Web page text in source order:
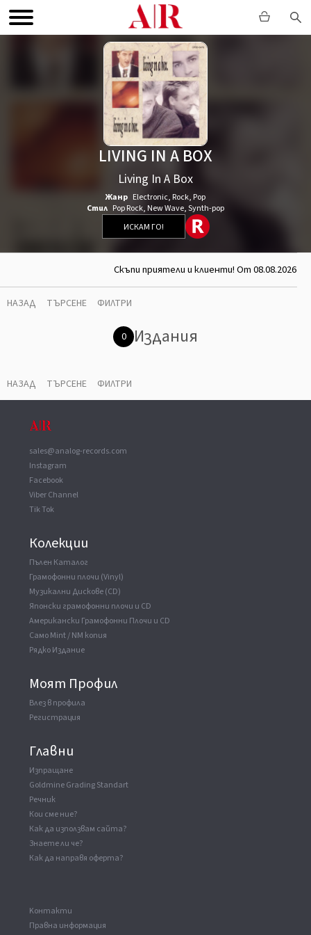
LIVING IN A BOX
Living In A Box
Жанр Electronic,Rock, Pop
Стил Pop Rock,New Wave,Synth-pop
ИСКАМ ГО!
Скъпи приятели и клиенти! От 08.08.2026
НАЗАД ТЪРСЕНЕ ФИЛТРИ
0 Издания
НАЗАД ТЪРСЕНЕ ФИЛТРИ
sales@analog-records.com
Instagram
Facebook
Viber Channel
Tik Tok
Колекции
Пълен Каталог
Грамофонни плочи (Vinyl)
Музикални Дискове (CD)
Японски грамофонни плочи и CD
Американски Грамофонни Плочи и CD
Само Mint / NM копия
Рядко Издание
Моят Профил
Влез в профила
Регистрация
Главни
Изпращане
Goldmine Grading Standart
Речник
Кои сме ние?
Как да използвам сайта?
Знаете ли че?
Как да направя оферта?
Kонтакти
Правна информация